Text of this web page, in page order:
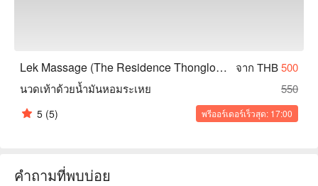
Lek Massage (The Residence Thonglor Hotel) จาก THB500
นวดเท้าด้วยน้ำมันหอมระเหย
550
5 (5) พรีออร์เดอร์เร็วสุด: 17:00
คำถามที่พบบ่อย